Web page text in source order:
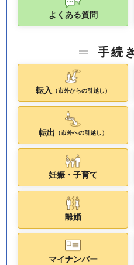
よくある質問
手続
転入 （市外からの引越し）
転出 （市外への引越し）
妊娠・子育て
離婚
マイナンバー